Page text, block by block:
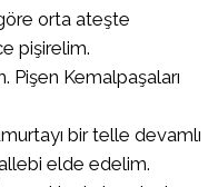
orta ateşte
pişirelim.
Pişen Kemalpaşaları
bir telle devamlı
elde edelim.